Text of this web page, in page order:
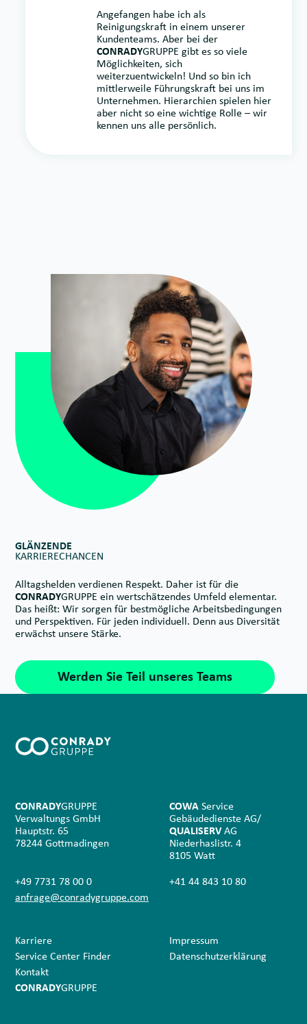
Angefangen habe ich als
Reinigungskraft in einem unserer
Kundenteams. Aber bei der
CONRADYGRUPPE gibt es so viele
Möglichkeiten, sich
weiterzuentwickeln! Und so bin ich
mittlerweile Führungskraft bei uns im
Unternehmen. Hierarchien spielen hier
aber nicht so eine wichtige Rolle – wir
kennen uns alle persönlich.
GLÄNZENDE
KARRIERECHANCEN
Alltagshelden verdienen Respekt. Daher ist für die
CONRADYGRUPPE ein wertschätzendes Umfeld elementar.
Das heißt: Wir sorgen für bestmögliche Arbeitsbedingungen
und Perspektiven. Für jeden individuell. Denn aus Diversität
erwächst unsere Stärke.
Werden Sie Teil unseres Teams
CONRADYGRUPPE
Verwaltungs GmbH
Hauptstr. 65
78244 Gottmadingen
+49 7731 78 00 0
anfrage@conradygruppe.com
COWAService
Gebäudedienste AG/
QUALISERVAG
Niederhaslistr. 4
8105 Watt
+41 44 843 10 80
Karriere
Service Center Finder
Kontakt
CONRADYGRUPPE
Impressum
Datenschutz­erklärung